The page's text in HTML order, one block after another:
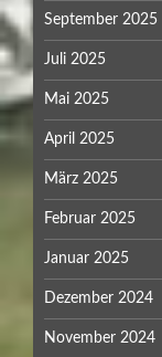
September 2025
Juli 2025
Mai 2025
April 2025
März 2025
Februar 2025
Januar 2025
Dezember 2024
November 2024